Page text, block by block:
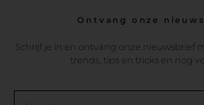
Ontvang onze
Schrijf je in en ontvang onze nieuwsbrief
trends, tips en tricks en nog